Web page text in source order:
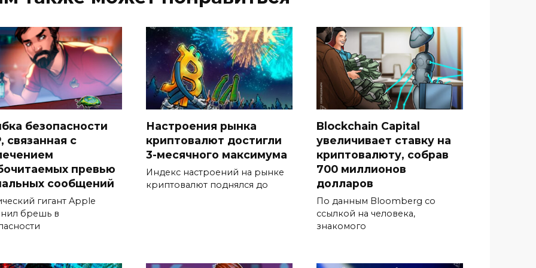
безопасности
связанная с
превью
сообщений
гигант Apple
брешь в
Настроения рынка
криптовалют достигли
3-месячного максимума
Индекс настроений на рынке
криптовалют поднялся до
Blockchain Capital
увеличивает ставку на
криптовалюту, собрав
700 миллионов
долларов
По данным Bloomberg со
ссылкой на человека,
знакомого